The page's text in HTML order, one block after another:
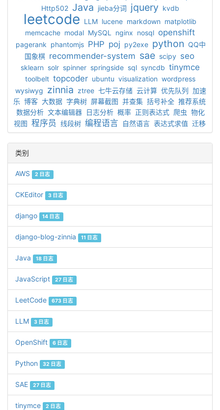
Http502 Java jieba分词 jquery kvdb
leetcode LLM lucene markdown matplotlib
memcache modal MySQL nginx nosql openshift
pagerank phantomjs PHP poj py2exe python QQ中
国象棋 recommender-system sae scipy seo
sklearn solr spinner springside sql syncdb tinymce
toolbelt topcoder ubuntu visualization wordpress
wysiwyg zinnia ztree 七牛云存储 云计算 优先队列 加速
乐 博客 大数据 字典树 屏幕截图 并查集 括号补全 推荐系统
数据分析 文本编辑器 日志分析 概率 正则表达式 爬虫 物化
视图 程序员 线段树 编程语言 自然语言 表达式求值 迁移
类别
AWS 2 日志
CKEditor 3 日志
django 14 日志
django-blog-zinnia 11 日志
Java 18 日志
JavaScript 27 日志
LeetCode 673 日志
LLM 3 日志
OpenShift 6 日志
Python 32 日志
SAE 27 日志
tinymce 2 日志